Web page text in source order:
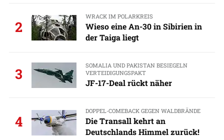
2
WRACK IM POLARKREIS
Wieso eine An-30 in Sibirien in
der Taiga liegt
3
SOMALIA UND PAKISTAN BESIEGELN
VERTEIDIGUNGSPAKT
JF-17-Deal rückt näher
4
DOPPEL-COMEBACK GEGEN WALDBRÄNDE
Die Transall kehrt an
Deutschlands Himmel zurück!